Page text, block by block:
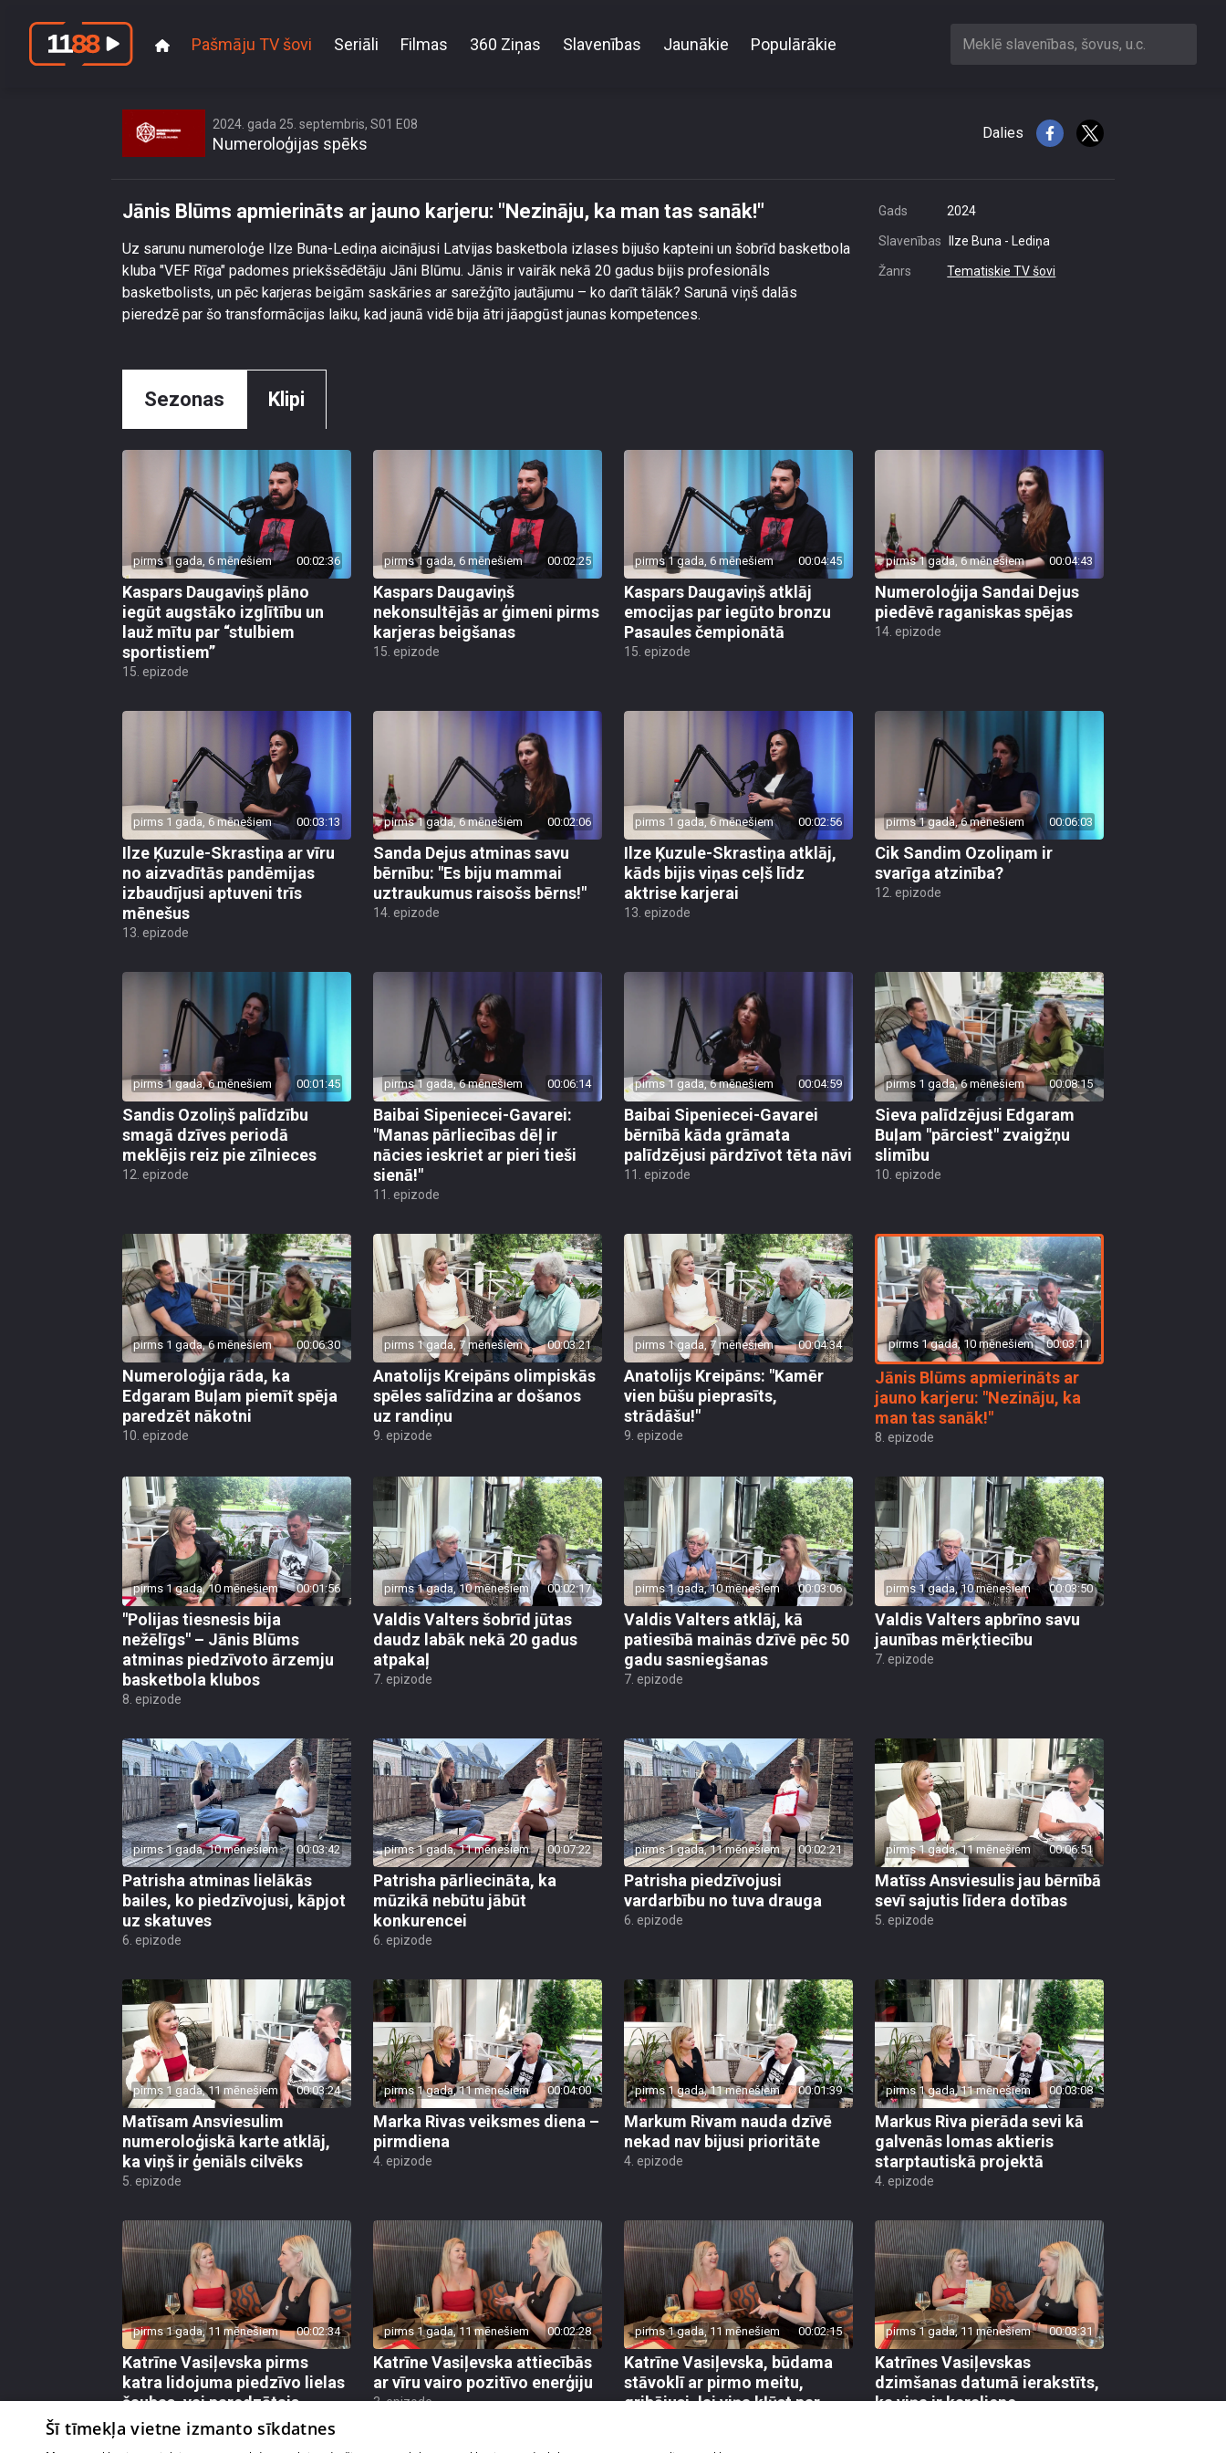
Pašmāju TV šovi Seriāli Filmas 360 Ziņas Slavenības Jaunākie Populārākie Meklē slavenības, šovus, u.c.
2024. gada 25. septembris, S01 E08
Numeroloģijas spēks
Dalies
Jānis Blūms apmierināts ar jauno karjeru: "Nezināju, ka man tas sanāk!"
Uz sarunu numeroloģe Ilze Buna-Lediņa aicinājusi Latvijas basketbola izlases bijušo kapteini un šobrīd basketbola
kluba "VEF Rīga" padomes priekšsēdētāju Jāni Blūmu. Jānis ir vairāk nekā 20 gadus bijis profesionāls
basketbolists, un pēc karjeras beigām saskāries ar sarežģīto jautājumu – ko darīt tālāk? Sarunā viņš dalās
pieredzē par šo transformācijas laiku, kad jaunā vidē bija ātri jāapgūst jaunas kompetences.
Gads 2024
Slavenības Ilze Buna - Lediņa
Žanrs Tematiskie TV šovi
Sezonas Klipi
pirms 1 gada, 6 mēnešiem 00:02:36
Kaspars Daugaviņš plāno
iegūt augstāko izglītību un
lauž mītu par “stulbiem
sportistiem”
15. epizode
pirms 1 gada, 6 mēnešiem 00:02:25
Kaspars Daugaviņš
nekonsultējās ar ģimeni pirms
karjeras beigšanas
15. epizode
pirms 1 gada, 6 mēnešiem 00:04:45
Kaspars Daugaviņš atklāj
emocijas par iegūto bronzu
Pasaules čempionātā
15. epizode
pirms 1 gada, 6 mēnešiem 00:04:43
Numeroloģija Sandai Dejus
piedēvē raganiskas spējas
14. epizode
pirms 1 gada, 6 mēnešiem 00:03:13
Ilze Ķuzule-Skrastiņa ar vīru
no aizvadītās pandēmijas
izbaudījusi aptuveni trīs
mēnešus
13. epizode
pirms 1 gada, 6 mēnešiem 00:02:06
Sanda Dejus atminas savu
bērnību: "Es biju mammai
uztraukumus raisošs bērns!"
14. epizode
pirms 1 gada, 6 mēnešiem 00:02:56
Ilze Ķuzule-Skrastiņa atklāj,
kāds bijis viņas ceļš līdz
aktrise karjerai
13. epizode
pirms 1 gada, 6 mēnešiem 00:06:03
Cik Sandim Ozoliņam ir
svarīga atzinība?
12. epizode
pirms 1 gada, 6 mēnešiem 00:01:45
Sandis Ozoliņš palīdzību
smagā dzīves periodā
meklējis reiz pie zīlnieces
12. epizode
pirms 1 gada, 6 mēnešiem 00:06:14
Baibai Sipeniecei-Gavarei:
"Manas pārliecības dēļ ir
nācies ieskriet ar pieri tieši
sienā!"
11. epizode
pirms 1 gada, 6 mēnešiem 00:04:59
Baibai Sipeniecei-Gavarei
bērnībā kāda grāmata
palīdzējusi pārdzīvot tēta nāvi
11. epizode
pirms 1 gada, 6 mēnešiem 00:08:15
Sieva palīdzējusi Edgaram
Buļam "pārciest" zvaigžņu
slimību
10. epizode
pirms 1 gada, 6 mēnešiem 00:06:30
Numeroloģija rāda, ka
Edgaram Buļam piemīt spēja
paredzēt nākotni
10. epizode
pirms 1 gada, 7 mēnešiem 00:03:21
Anatolijs Kreipāns olimpiskās
spēles salīdzina ar došanos
uz randiņu
9. epizode
pirms 1 gada, 7 mēnešiem 00:04:34
Anatolijs Kreipāns: "Kamēr
vien būšu pieprasīts,
strādāšu!"
9. epizode
pirms 1 gada, 10 mēnešiem 00:03:11
Jānis Blūms apmierināts ar
jauno karjeru: "Nezināju, ka
man tas sanāk!"
8. epizode
pirms 1 gada, 10 mēnešiem 00:01:56
"Polijas tiesnesis bija
nežēlīgs" – Jānis Blūms
atminas piedzīvoto ārzemju
basketbola klubos
8. epizode
pirms 1 gada, 10 mēnešiem 00:02:17
Valdis Valters šobrīd jūtas
daudz labāk nekā 20 gadus
atpakaļ
7. epizode
pirms 1 gada, 10 mēnešiem 00:03:06
Valdis Valters atklāj, kā
patiesībā mainās dzīvē pēc 50
gadu sasniegšanas
7. epizode
pirms 1 gada, 10 mēnešiem 00:03:50
Valdis Valters apbrīno savu
jaunības mērķtiecību
7. epizode
pirms 1 gada, 10 mēnešiem 00:03:42
Patrisha atminas lielākās
bailes, ko piedzīvojusi, kāpjot
uz skatuves
6. epizode
pirms 1 gada, 11 mēnešiem 00:07:22
Patrisha pārliecināta, ka
mūzikā nebūtu jābūt
konkurencei
6. epizode
pirms 1 gada, 11 mēnešiem 00:02:21
Patrisha piedzīvojusi
vardarbību no tuva drauga
6. epizode
pirms 1 gada, 11 mēnešiem 00:06:51
Matīss Ansviesulis jau bērnībā
sevī sajutis līdera dotības
5. epizode
pirms 1 gada, 11 mēnešiem 00:03:24
Matīsam Ansviesulim
numeroloģiskā karte atklāj,
ka viņš ir ģeniāls cilvēks
5. epizode
pirms 1 gada, 11 mēnešiem 00:04:00
Marka Rivas veiksmes diena –
pirmdiena
4. epizode
pirms 1 gada, 11 mēnešiem 00:01:39
Markum Rivam nauda dzīvē
nekad nav bijusi prioritāte
4. epizode
pirms 1 gada, 11 mēnešiem 00:03:08
Markus Riva pierāda sevi kā
galvenās lomas aktieris
starptautiskā projektā
4. epizode
pirms 1 gada, 11 mēnešiem 00:02:34
Katrīne Vasiļevska pirms
katra lidojuma piedzīvo lielas
šaubas, vai paredzētais
ceļojums maz notiks
pirms 1 gada, 11 mēnešiem 00:02:28
Katrīne Vasiļevska attiecībās
ar vīru vairo pozitīvo enerģiju
3. epizode
pirms 1 gada, 11 mēnešiem 00:02:15
Katrīne Vasiļevska, būdama
stāvoklī ar pirmo meitu,
gribējusi, lai viņa kļūst par
pirms 1 gada, 11 mēnešiem 00:03:31
Katrīnes Vasiļevskas
dzimšanas datumā ierakstīts,
ka viņa ir karaliene
Šī tīmekļa vietne izmanto sīkdatnes